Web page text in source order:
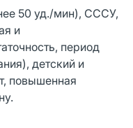
50 уд./мин), СССУ,
и
период
детский и
повышенная